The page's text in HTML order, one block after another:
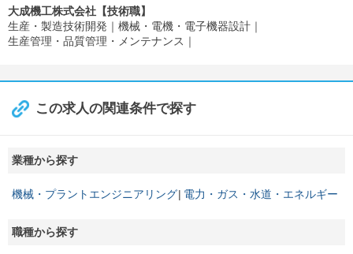
大成機工株式会社【技術職】
生産・製造技術開発
機械・電機・電子機器設計
生産管理・品質管理・メンテナンス
この求人の関連条件で探す
業種から探す
機械・プラントエンジニアリング 電力・ガス・水道・エネルギー
職種から探す